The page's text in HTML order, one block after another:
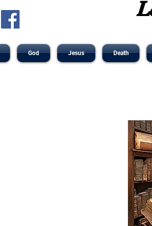
God Jesus Death